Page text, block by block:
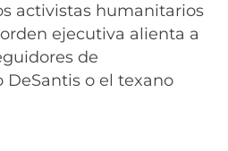
activistas humanitarios
ejecutiva alienta a
de
o el texano